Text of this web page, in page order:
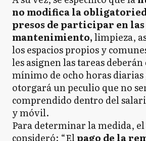
no modifica la
presos de participar en las
mantenimiento,limpieza,
los espacios propios y
les asignen las tareas
mínimo de ocho horas diarias
otorgará un peculio que no
comprendido dentro del
y móvil.
Para determinar la medida, el
consideró: “Elpago de la